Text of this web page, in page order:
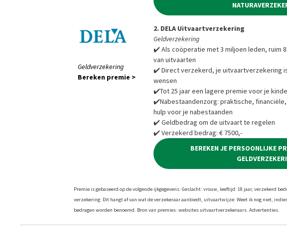
Geldverzekering
Bereken premie >
2. DELA Uitvaartverzekering
Geldverzekering
✔️ Als coöperatie met 3 miljoen leden, ruim
van uitvaarten
✔️ Direct verzekerd, je uitvaartverzekering
wensen
✔️Tot 25 jaar een lagere premie voor je
✔️Nabestaandenzorg: praktische,
hulp voor je nabestaanden
✔️ Geldbedrag om de uitvaart te regelen
✔️ Verzekerd bedrag: € 7500,-
BEREKEN JE PERSOONLIJKE
Premie is gebaseerd op de volgende ijkgegevens: Geslacht: vrouw, leeftijd: 18 jaar, verzekerd
verzekering: Dit hangt af van wat de verzekeraar aanbiedt, uitvaartwijze: Weet ik nog niet,
bedragen worden benoemd. Bron van premies: websites uitvaartverzekeraars. Advertenties.